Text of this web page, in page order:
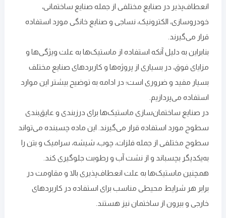
انعطاف‌پذیر در صنایع مختلفی از جمله صنایع ساختمانی،
خودروسازی، الکترونیک، نساجی و صنایع خانگی مورد استفاده
قرار می‌گیرند.
بنابراین به‌ دلیل آنکه استفاده از ماستیک‌ها به ‌علت ویژگی‌ها و
مزایای فوق، در بسیاری از پروژه‌ها و کاربردهای صنایع مختلف
بسیار مفید و ضروری است؛ در ادامه به توضیح بیشتر این موارد
استفاده می‌پردازیم.
در صنایع ساختمان‌سازی ماستیک‌ها برای درزبندی و عایق‌بندی
سطوح مورد استفاده قرار می‌گیرند. این ماده چسبنده می‌تواند
سطوح مختلفی از جمله فلزات، چوب، شیشه، سرامیک و بتن را
به‌یکدیگر بچسباند و از نشت آب و رطوبت جلوگیری کند.
همچنین ماستیک‌ها به‌ علت انعطاف‌پذیری بالا و مقاومت در
برابر هر شرایط محیطی مناسب برای استفاده در کاربردهای
خارجی و بیرون از ساختمان نیز هستند.